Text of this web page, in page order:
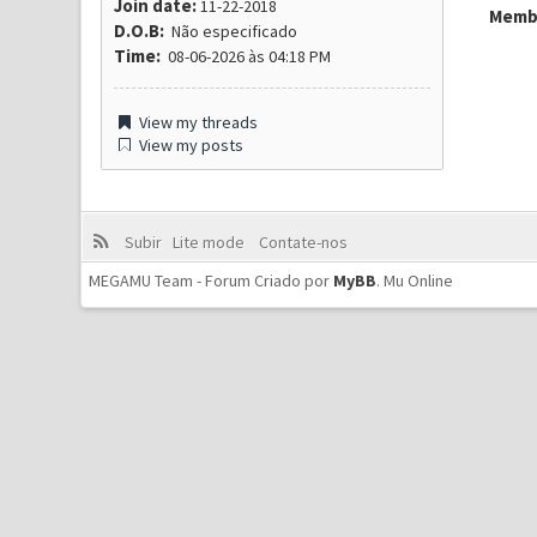
Join date:11-22-2018
D.O.B:Não especificado
Time:08-06-2026 às 04:18 PM
View my threads
View my posts
Subir Lite mode
Contate-nos
MEGAMU Team - Forum Criado por MyBB.Mu Online